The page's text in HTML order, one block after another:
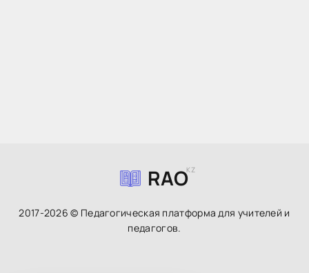
RAOKZ
2017-2026 © Педагогическая платформа для учителей и
педагогов.